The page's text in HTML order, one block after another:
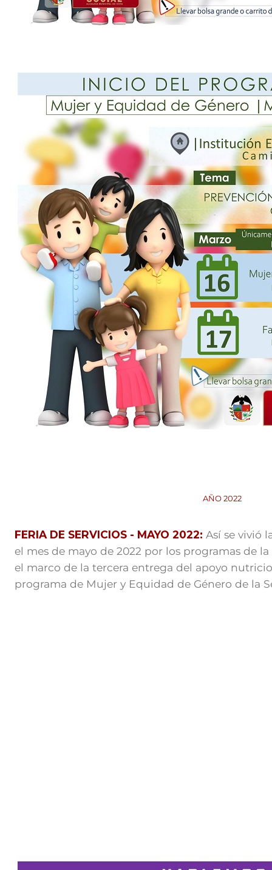
AÑO 2022
FERIA DE SERVICIOS - MAYO 2022: Así se vivió
el mes de mayo de 2022 por los programas de
el marco de la tercera entrega del apoyo
programa de Mujer y Equidad de Género de la